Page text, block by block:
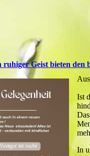
Geist bieten den
Ist
In